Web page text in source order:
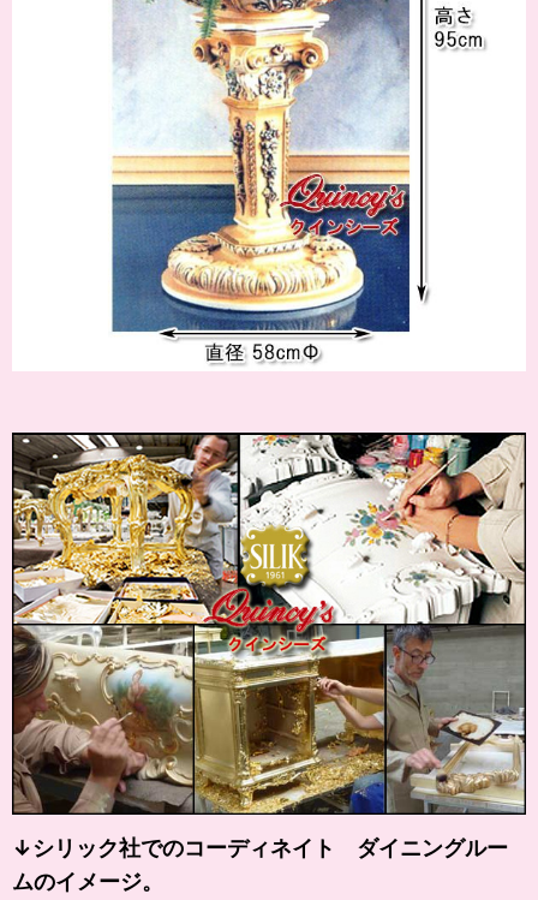
↓シリック社でのコーディネイト ダイニングルー
ムのイメージ。